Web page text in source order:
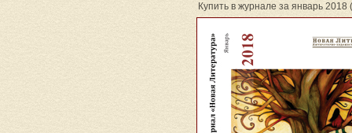
Драматургия
Галерея[144]
Другие жанры
Все жанры
Купить в журнале за январь 2018